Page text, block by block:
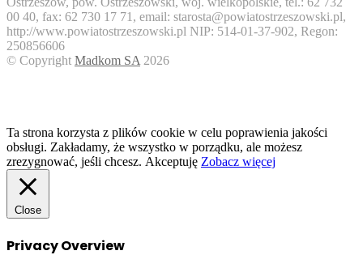
00 40, fax: 62 730 17 71, email: starosta@powiatostrzeszowski.pl,
http://www.powiatostrzeszowski.pl NIP: 514-01-37-902, Regon:
250856606
© Copyright Madkom SA 2026
Ta strona korzysta z plików cookie w celu poprawienia jakości
obsługi. Zakładamy, że wszystko w porządku, ale możesz
zrezygnować, jeśli chcesz. Akceptuję Zobacz więcej
Close
Privacy Overview